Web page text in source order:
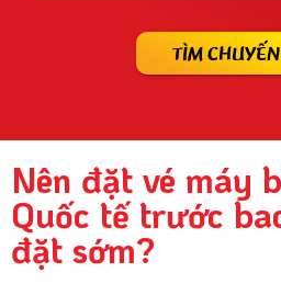
TÌM
Nên đặt vé máy
Quốc tế trước
đặt sớm?